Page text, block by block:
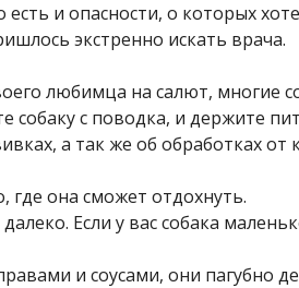
есть и опасности, о которых
экстренно искать врача.
любимца на салют, многие
собаку с поводка, и держите
а так же об обработках от
где она сможет отдохнуть.
Если у вас собака
и соусами, они пагубно